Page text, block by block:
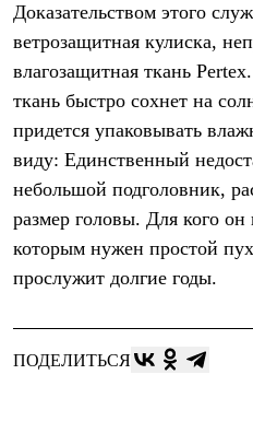
Сумки и баулы
Кошельки
Сумки
Гермомешки
Полезные аксессуары
Книги
Еда
Коврики
Обувь
Женская обувь
Ботинки
Мужская обувь
Гамаши и бахилы
Доказательством этого
ветрозащитная кулиска,
влагозащитная ткань
ткань быстро сохнет на
придется упаковывать
виду: Единственный
небольшой подголовник,
размер головы. Для кого
которым нужен простой
прослужит долгие годы.
ПОДЕЛИТЬСЯ